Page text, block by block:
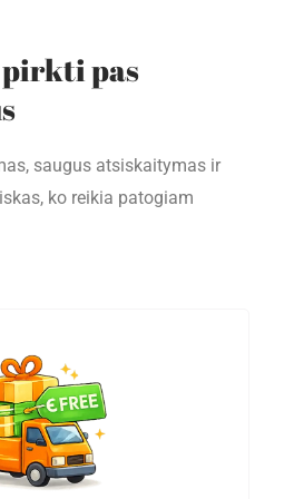
pas
saugus atsiskaitymas ir
ko reikia patogiam